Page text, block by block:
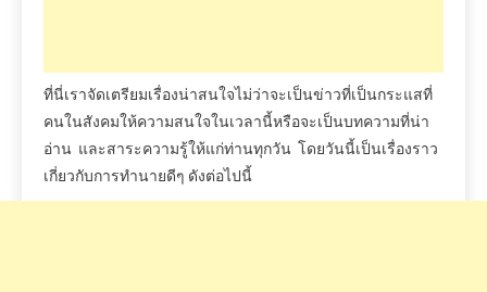
ที่นี่เราจัดเตรียมเรื่องน่าสนใจไม่ว่าจะเป็นข่าวที่เป็นกระแสที่
คนในสังคมให้ความสนใจในเวลานี้หรือจะเป็นบทความที่น่า
อ่าน และสาระความรู้ให้แก่ท่านทุกวัน โดยวันนี้เป็นเรื่องราว
เกี่ยวกับการทำนายดีๆ ดังต่อไปนี้